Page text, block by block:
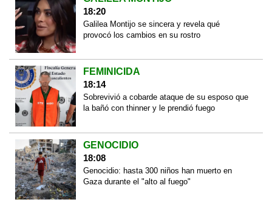
18:20
Galilea Montijo se sincera y revela qué
provocó los cambios en su rostro
FEMINICIDA
18:14
Sobrevivió a cobarde ataque de su esposo que
la bañó con thinner y le prendió fuego
GENOCIDIO
18:08
Genocidio: hasta 300 niños han muerto en
Gaza durante el "alto al fuego"